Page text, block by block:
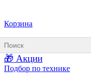
Корзина
🎁 Акции
Подбор по технике